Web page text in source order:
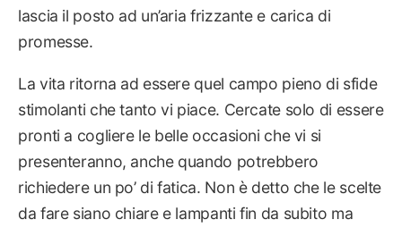
lascia il posto ad un’aria frizzante e carica di
promesse.
La vita ritorna ad essere quel campo pieno di sfide
stimolanti che tanto vi piace. Cercate solo di essere
pronti a cogliere le belle occasioni che vi si
presenteranno, anche quando potrebbero
richiedere un po’ di fatica. Non è detto che le scelte
da fare siano chiare e lampanti fin da subito ma